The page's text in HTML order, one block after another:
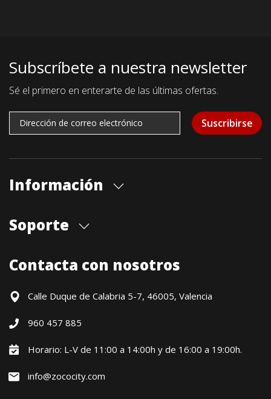
Subscríbete a nuestra newsletter
Sé el primero en enterarte de las últimas ofertas.
Suscribirse
Información
Cita previa tienda
Contacto
Soporte
Formas de pago
Devoluciones / Garantía
Política precio mínimo garantizado
Financiación CETELEM
Condiciones generales
Contacta con nosotros
Calle Duque de Calabria 5-7, 46005, Valencia
960 457 885
Horario: L-V de 11:00 a 14:00h y de 16:00 a 19:00h.
info@zococity.com